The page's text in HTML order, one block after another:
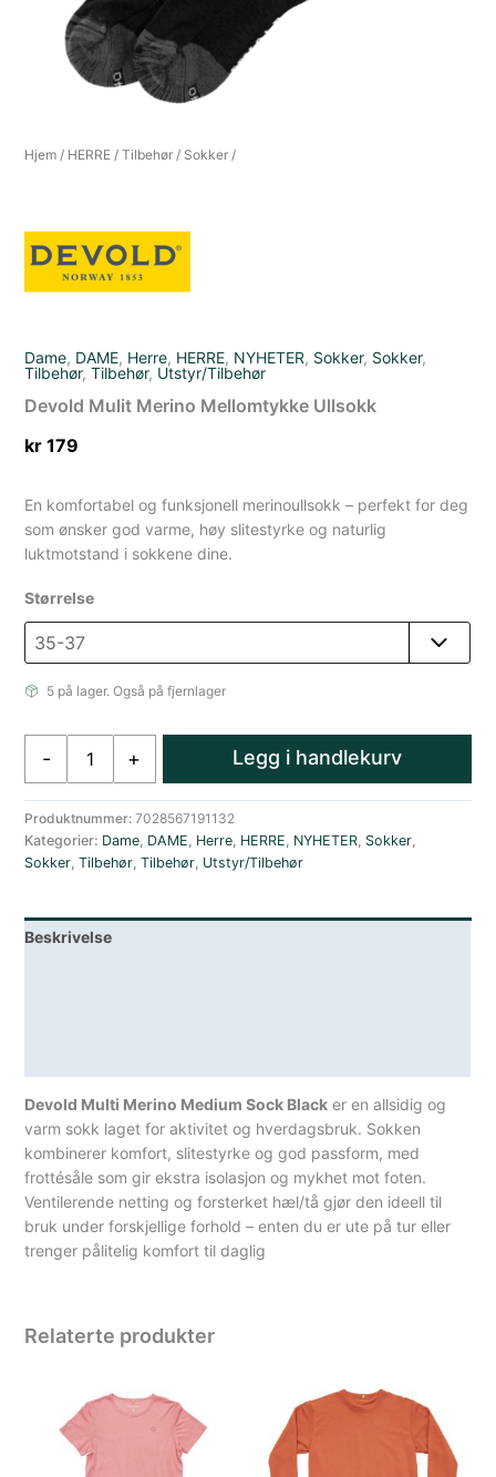
Hjem / HERRE /Tilbehør / Sokker /
Dame, DAME, Herre, HERRE, NYHETER, Sokker, Sokker,
Tilbehør,Tilbehør, Utstyr/Tilbehør
Devold Mulit Merino Mellomtykke Ullsokk
kr 179
En komfortabel og funksjonell merinoullsokk – perfekt for deg
som ønsker god varme, høy slitestyrke og naturlig
luktmotstand i sokkene dine.
Størrelse
5 på lager. Også på fjernlager
-
Mellomtykke
Ullsokk
antall
+ Legg i handlekurv
Produktnummer:7028567191132
Kategorier: Dame, DAME, Herre, HERRE, NYHETER, Sokker,
Sokker,Tilbehør,Tilbehør, Utstyr/Tilbehør
Beskrivelse
Devold Multi Merino Medium Sock Black er en allsidig og
varm sokk laget for aktivitet og hverdagsbruk. Sokken
kombinerer komfort, slitestyrke og god passform, med
frottésåle som gir ekstra isolasjon og mykhet mot foten.
Ventilerende netting og forsterket hæl/tå gjør den ideell til
bruk under forskjellige forhold – enten du er ute på tur eller
trenger pålitelig komfort til daglig
Relaterte produkter